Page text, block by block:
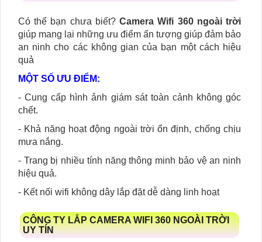
Có thể bạn chưa biết?Camera Wifi 360 ngoài trời
giúp mang lại những ưu điểm ấn tượng giúp đảm bảo
an ninh cho các không gian của bạn một cách hiệu
quả
MỘT SỐ ƯU ĐIỂM:
- Cung cấp hình ảnh giám sát toàn cảnh không góc
chết.
- Khả năng hoạt động ngoài trời ổn định, chống chịu
mưa nắng.
- Trang bị nhiều tính năng thông minh bảo vệ an ninh
hiệu quả.
- Kết nối wifi không dây lắp đặt dễ dàng linh hoạt
CÔNG TY LẮP CAMERA WIFI 360 NGOÀI TRỜI
UY TÍN